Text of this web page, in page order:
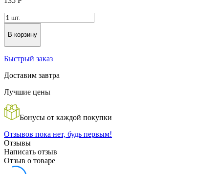
В корзину
Быстрый заказ
Доставим завтра
Лучшие цены
Бонусы от каждой покупки
Отзывов пока нет, будь первым!
Отзывы
Написать отзыв
Отзыв о товаре